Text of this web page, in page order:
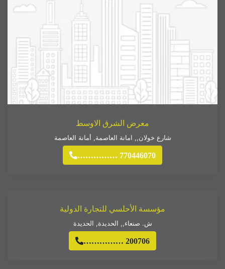
معرض الشرق الاوسط
شارع خولان,, امانة العاصمة, أمانة العاصمة
…………… 770446070
مؤسسة الأحلسي للتجارة الدولية
ش. صنعاء,, الحديدة, الحديدة
…………… 200706